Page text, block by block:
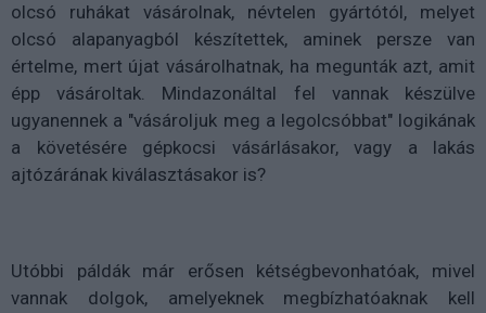
olcsó ruhákat vásárolnak, névtelen gyártótól, melyet
olcsó alapanyagból készítettek, aminek persze van
értelme, mert újat vásárolhatnak, ha megunták azt, amit
épp vásároltak. Mindazonáltal fel vannak készülve
ugyanennek a "vásároljuk meg a legolcsóbbat" logikának
a követésére gépkocsi vásárlásakor, vagy a lakás
ajtózárának kiválasztásakor is?
Utóbbi páldák már erősen kétségbevonhatóak, mivel
vannak dolgok, amelyeknek megbízhatóaknak kell